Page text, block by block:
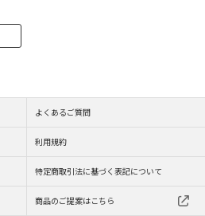
よくあるご質問
利用規約
特定商取引法に基づく表記について
商品のご提案はこちら